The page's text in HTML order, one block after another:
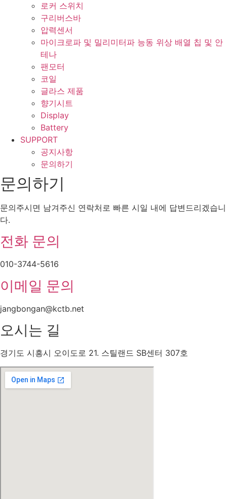
로커 스위치
구리버스바
압력센서
마이크로파 및 밀리미터파 능동 위상 배열 칩 및 안
테나
팬모터
코일
글라스 제품
향기시트
Display
Battery
SUPPORT
공지사항
문의하기
문의하기
문의주시면 남겨주신 연락처로 빠른 시일 내에 답변드리겠습니
다.
전화 문의
010-3744-5616
이메일 문의
jangbongan@kctb.net
오시는 길
경기도 시흥시 오이도로 21. 스틸랜드 SB센터 307호